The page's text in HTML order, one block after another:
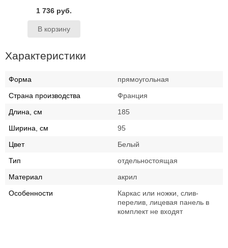
1 736 руб.
Характеристики
Форма
прямоугольная
Страна производства
Франция
Длина, см
185
Ширина, см
95
Цвет
Белый
Тип
отдельностоящая
Материал
акрил
Особенности
Каркас или ножки, слив-
перелив, лицевая панель в
комплект не входят